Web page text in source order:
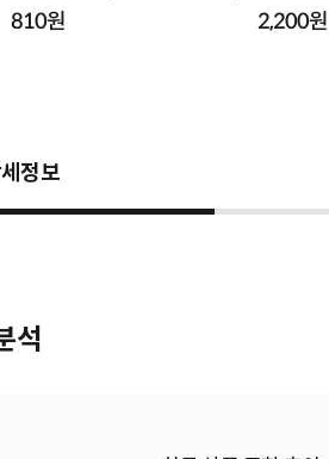
810원 2,200원
정보
석